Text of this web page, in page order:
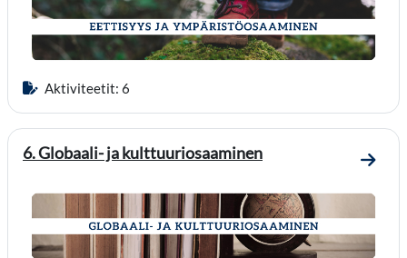
Aktiviteetit: 6
6. Globaali- ja kulttuuriosaaminen
Mene